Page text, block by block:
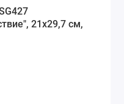
21х29,7 см,